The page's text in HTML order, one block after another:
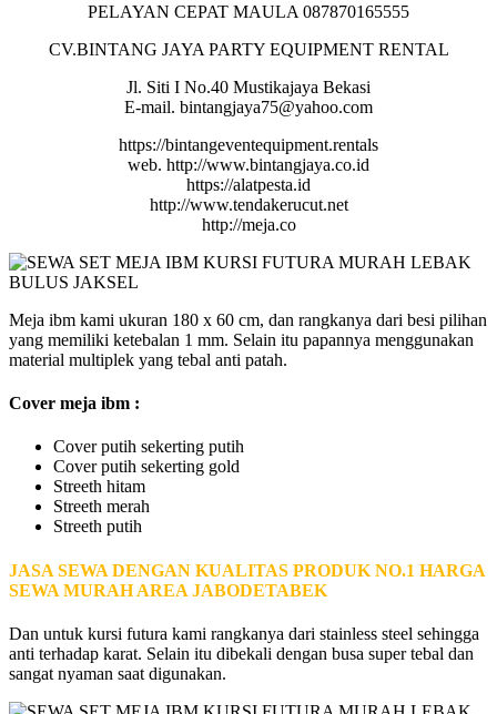
PELAYAN CEPAT MAULA 087870165555
CV.BINTANG JAYA PARTY EQUIPMENT RENTAL
Jl. Siti I No.40 Mustikajaya Bekasi
E-mail. bintangjaya75@yahoo.com
https://bintangeventequipment.rentals
web. http://www.bintangjaya.co.id
https://alatpesta.id
http://www.tendakerucut.net
http://meja.co
Meja ibm kami ukuran 180 x 60 cm, dan rangkanya dari besi pilihan
yang memiliki ketebalan 1 mm. Selain itu papannya menggunakan
material multiplek yang tebal anti patah.
Cover meja ibm :
Cover putih sekerting putih
Cover putih sekerting gold
Streeth hitam
Streeth merah
Streeth putih
JASA SEWA DENGAN KUALITAS PRODUK NO.1 HARGA
SEWA MURAH AREA JABODETABEK
Dan untuk kursi futura kami rangkanya dari stainless steel sehingga
anti terhadap karat. Selain itu dibekali dengan busa super tebal dan
sangat nyaman saat digunakan.